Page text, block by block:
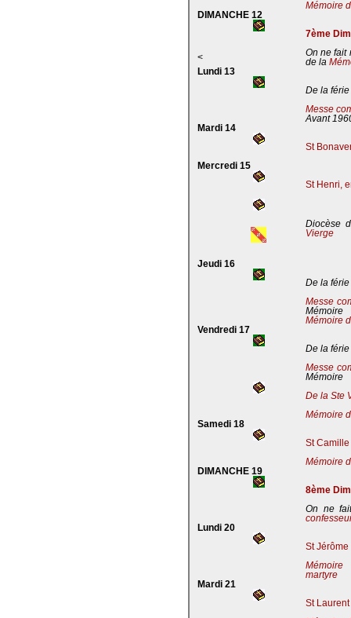
Mémoire
DIMANCHE 12
7ème
<
On ne fait
de la
Lundi 13
De la férie
Messe
Avant
Mardi 14
St
Mercredi 15
St Henri,
Diocèse
Vierge
Jeudi 16
De la férie
Messe
Mémoire
Mémoire
Vendredi 17
De la férie
Messe
Mémoire
De la Ste
Mémoire
Samedi 18
St
Mémoire
DIMANCHE 19
8ème
On ne
Lundi 20
St
Mémoire
martyre
Mardi 21
St